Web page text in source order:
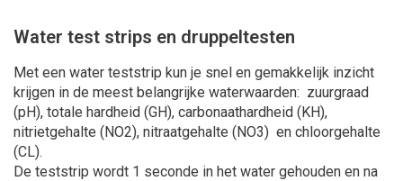
Water test strips en druppeltesten
Met een water teststrip kun je snel en gemakkelijk inzicht
krijgen in de meest belangrijke waterwaarden: zuurgraad
(pH), totale hardheid (GH), carbonaathardheid (KH),
nitrietgehalte (NO2), nitraatgehalte (NO3) en chloorgehalte
(CL).
De teststrip wordt 1 seconde in het water gehouden en na